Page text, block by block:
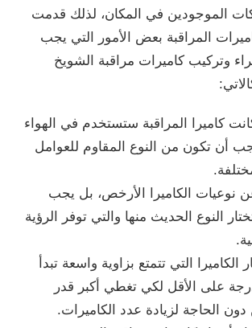
الموجودين في المكان، لذلك قدمت
المراقبة بعض الأمور التي يجب
وتركيب كاميرات مراقبة الشويخ
كاميرا المراقبة ستستخدم في الهواء
أن تكون من النوع المقاوم للعوامل
نوعيات الكاميرا الأرخص، بل يجب
النوع الحديث منها والتي توفر الرؤية
الكاميرا التي تتمتع بزاوية واسعة تبدأ
100 درجة على الأقل لكي تغطي أكبر قدر
الحاجة لزيادة عدد الكاميرات.